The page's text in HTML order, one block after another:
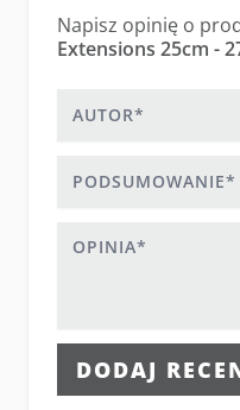
Napisz opinię o
Extensions 25cm -
DODAJ